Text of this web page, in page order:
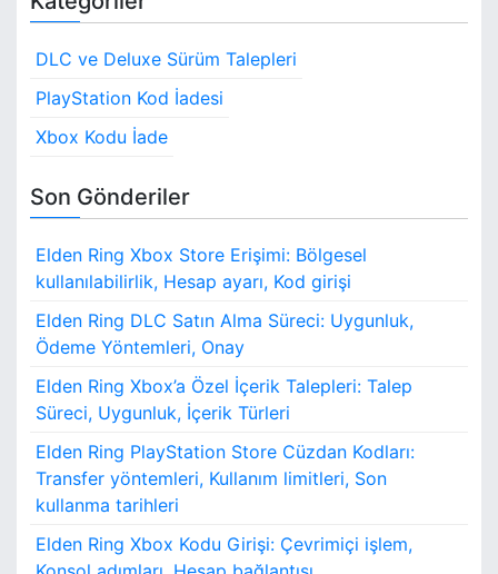
r
hDLC ve Deluxe Sürüm Talepleri
PlayStation Kod İadesi
Xbox Kodu İade
Son Gönderiler
Elden Ring Xbox Store Erişimi: Bölgesel
kullanılabilirlik, Hesap ayarı, Kod girişi
Elden Ring DLC Satın Alma Süreci: Uygunluk,
Ödeme Yöntemleri, Onay
Elden Ring Xbox’a Özel İçerik Talepleri: Talep
Süreci, Uygunluk, İçerik Türleri
Elden Ring PlayStation Store Cüzdan Kodları:
Transfer yöntemleri, Kullanım limitleri, Son
kullanma tarihleri
Elden Ring Xbox Kodu Girişi: Çevrimiçi işlem,